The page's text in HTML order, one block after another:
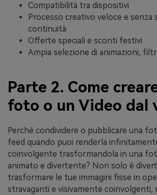
Compatibilità tra dispositivi
Processo creativo veloce e senza
continuità
Offerte speciali e sconti festivi
Ampia selezione di animazioni,
Parte 2. Come
foto o un Video dal
Perché condividere o pubblicare una
feed quando puoi renderla
coinvolgente trasformandola in una
animato e divertente? Non solo è
trasformare le tue immagini fisse in
stravaganti e visivamente coinvolgenti,